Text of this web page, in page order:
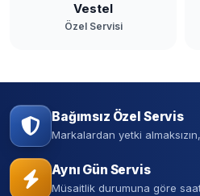
Vestel
Özel Servisi
Bağımsız Özel Servis
Markalardan yetki
Aynı Gün Servis
Müsaitlik durumuna göre